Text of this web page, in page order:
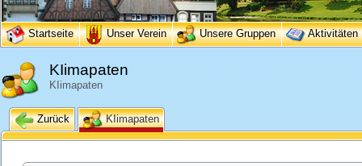
Startseite Unser Verein Unsere Gruppen Aktivitäten
KIimapaten
KIimapaten
Zurück KIimapaten